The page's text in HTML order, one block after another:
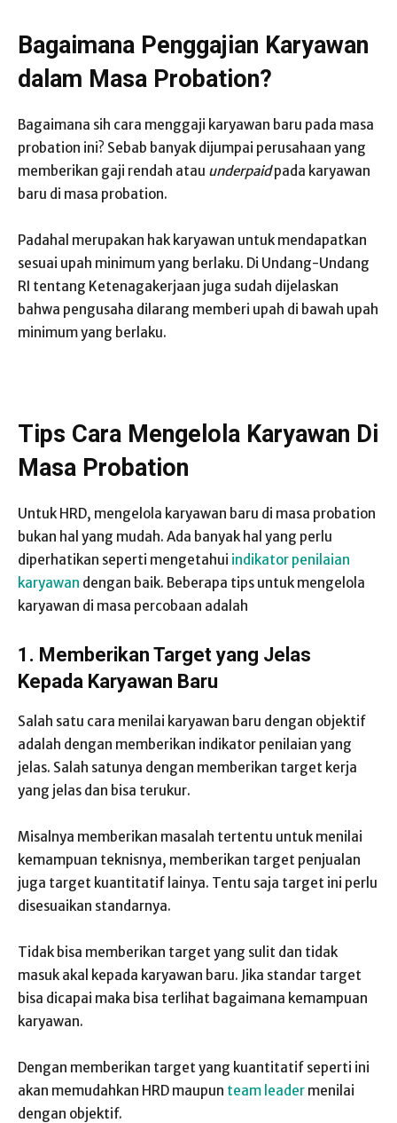
Bagaimana Penggajian Karyawan
dalam Masa Probation?
Bagaimana sih cara menggaji karyawan baru pada masa
probation ini? Sebab banyak dijumpai perusahaan yang
memberikan gaji rendah atau underpaidpada karyawan
baru di masa probation.
Padahal merupakan hak karyawan untuk mendapatkan
sesuai upah minimum yang berlaku. Di Undang-Undang
RI tentang Ketenagakerjaan juga sudah dijelaskan
bahwa pengusaha dilarang memberi upah di bawah upah
minimum yang berlaku.
Tips Cara Mengelola Karyawan Di
Masa Probation
Untuk HRD, mengelola karyawan baru di masa probation
bukan hal yang mudah. Ada banyak hal yang perlu
diperhatikan seperti mengetahui indikator penilaian
karyawan dengan baik. Beberapa tips untuk mengelola
karyawan di masa percobaan adalah
1. Memberikan Target yang Jelas
Kepada Karyawan Baru
Salah satu cara menilai karyawan baru dengan objektif
adalah dengan memberikan indikator penilaian yang
jelas. Salah satunya dengan memberikan target kerja
yang jelas dan bisa terukur.
Misalnya memberikan masalah tertentu untuk menilai
kemampuan teknisnya, memberikan target penjualan
juga target kuantitatif lainya. Tentu saja target ini perlu
disesuaikan standarnya.
Tidak bisa memberikan target yang sulit dan tidak
masuk akal kepada karyawan baru. Jika standar target
bisa dicapai maka bisa terlihat bagaimana kemampuan
karyawan.
Dengan memberikan target yang kuantitatif seperti ini
akan memudahkan HRD maupun team leader menilai
dengan objektif.